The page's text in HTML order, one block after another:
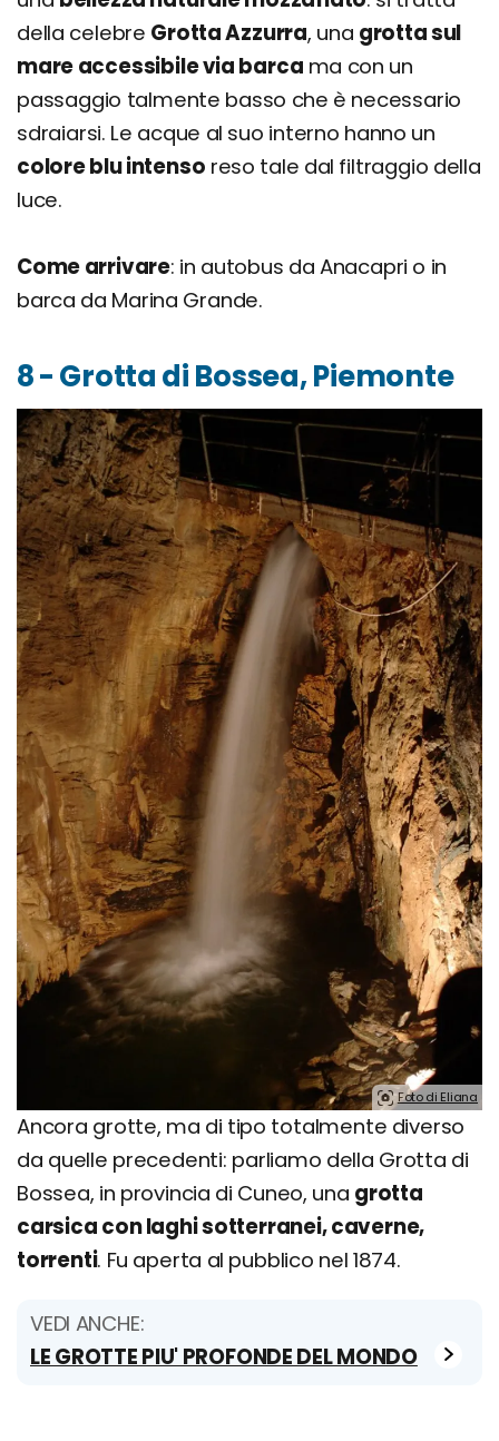
della celebre Grotta Azzurra, una grotta sul
mare accessibile via barca ma con un
passaggio talmente basso che è necessario
sdraiarsi. Le acque al suo interno hanno un
colore blu intenso reso tale dal filtraggio della
luce.
Come arrivare: in autobus da Anacapri o in
barca da Marina Grande.
8 - Grotta di Bossea, Piemonte
Foto di Eliana
Ancora grotte, ma di tipo totalmente diverso
da quelle precedenti: parliamo della Grotta di
Bossea, in provincia di Cuneo, una grotta
carsica con laghi sotterranei, caverne,
torrenti. Fu aperta al pubblico nel 1874.
VEDI ANCHE:
LE GROTTE PIU' PROFONDE DEL MONDO